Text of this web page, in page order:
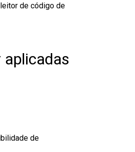
de código de
de